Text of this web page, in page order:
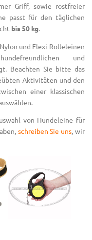
Griff, sowie rostfreier
passt für den täglichen
bis 50 kg.
und Flexi-Rolleleinen
und
Beachten Sie bitte das
Aktivitäten und den
einer klassischen
von Hundeleine für
schreiben Sie uns, wir